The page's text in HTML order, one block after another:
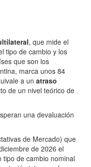
, que mide el
tipo de cambio y los
que son los
marca unos 84
a un atraso
de un nivel teórico de
una devaluación
de Mercado) que
de 2026 el
de cambio nominal